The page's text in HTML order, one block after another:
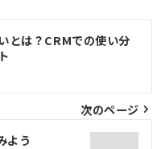
とは？CRMでの使い分
次のページ
よう